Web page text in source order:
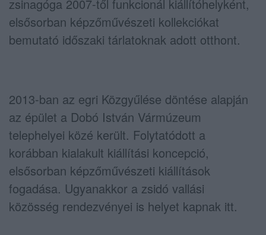
zsinagóga 2007-től funkcionál kiállítóhelyként,
elsősorban képzőművészeti kollekciókat
bemutató időszaki tárlatoknak adott otthont.
2013-ban az egri Közgyűlése döntése alapján
az épület a Dobó István Vármúzeum
telephelyei közé került. Folytatódott a
korábban kialakult kiállítási koncepció,
elsősorban képzőművészeti kiállítások
fogadása. Ugyanakkor a zsidó vallási
közösség rendezvényei is helyet kapnak itt.